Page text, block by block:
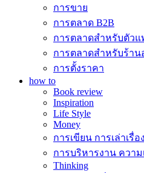
การขาย
การตลาด B2B
การตลาดสำหรับตัว
การตลาดสำหรับร้าน
การตั้งราคา
how to
Book review
Inspiration
Life Style
Money
การเขียน การเล่าเรื่อง
การบริหารงาน ความ
Thinking